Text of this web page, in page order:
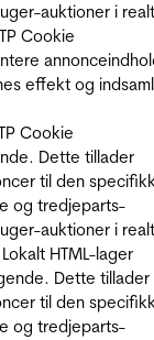
auktioner i
Cookie
effekt og
Cookie
Dette tillader
til den
og tredjeparts-
auktioner i
HTML-lager
Dette tillader
til den
og tredjeparts-